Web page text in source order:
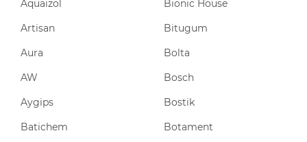
Aquaizol
Artisan
Aura
AW
Aygips
Batichem
Bionic House
Bitugum
Bolta
Bosch
Bostik
Botament